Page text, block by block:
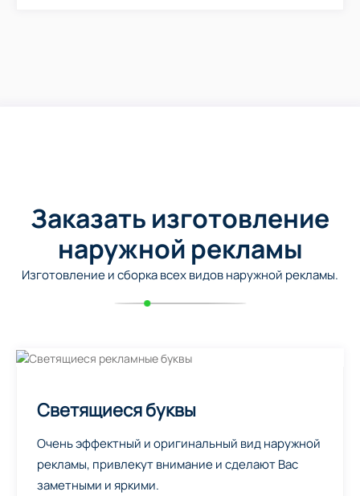
Заказать изготовление
наружной рекламы
Изготовление и сборка всех видов наружной рекламы.
Светящиеся буквы
Очень эффектный и оригинальный вид наружной
рекламы, привлекут внимание и сделают Вас
заметными и яркими.